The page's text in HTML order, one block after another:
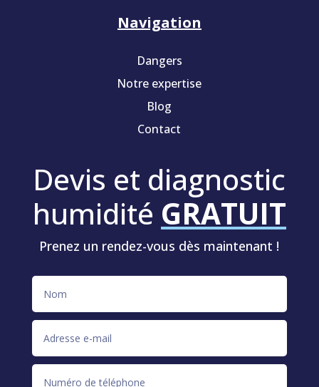
Navigation
Dangers
Notre expertise
Blog
Contact
Devis et diagnostic
humidité GRATUIT
Prenez un rendez-vous dès maintenant !